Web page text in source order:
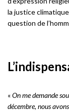
la justice
question de
«On me demande
décembre, nous